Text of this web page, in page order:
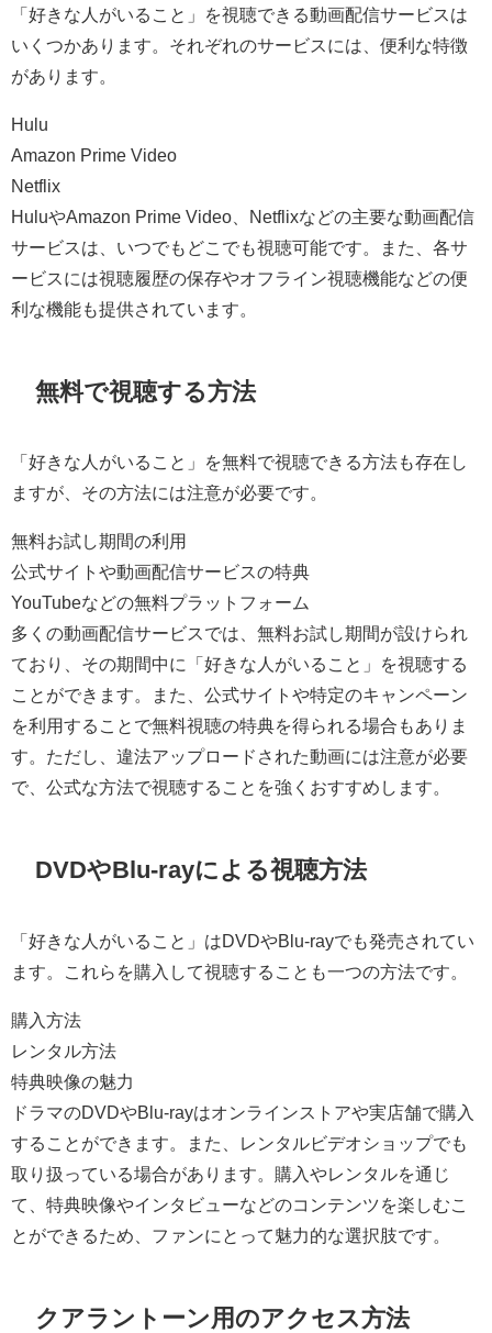
「好きな人がいること」を視聴できる動画配信サービスは
いくつかあります。それぞれのサービスには、便利な特徴
があります。
Hulu
Amazon Prime Video
Netflix
HuluやAmazon Prime Video、Netflixなどの主要な動画配信
サービスは、いつでもどこでも視聴可能です。また、各サ
ービスには視聴履歴の保存やオフライン視聴機能などの便
利な機能も提供されています。
無料で視聴する方法
「好きな人がいること」を無料で視聴できる方法も存在し
ますが、その方法には注意が必要です。
無料お試し期間の利用
公式サイトや動画配信サービスの特典
YouTubeなどの無料プラットフォーム
多くの動画配信サービスでは、無料お試し期間が設けられ
ており、その期間中に「好きな人がいること」を視聴する
ことができます。また、公式サイトや特定のキャンペーン
を利用することで無料視聴の特典を得られる場合もありま
す。ただし、違法アップロードされた動画には注意が必要
で、公式な方法で視聴することを強くおすすめします。
DVDやBlu-rayによる視聴方法
「好きな人がいること」はDVDやBlu-rayでも発売されてい
ます。これらを購入して視聴することも一つの方法です。
購入方法
レンタル方法
特典映像の魅力
ドラマのDVDやBlu-rayはオンラインストアや実店舗で購入
することができます。また、レンタルビデオショップでも
取り扱っている場合があります。購入やレンタルを通じ
て、特典映像やインタビューなどのコンテンツを楽しむこ
とができるため、ファンにとって魅力的な選択肢です。
クアラントーン用のアクセス方法